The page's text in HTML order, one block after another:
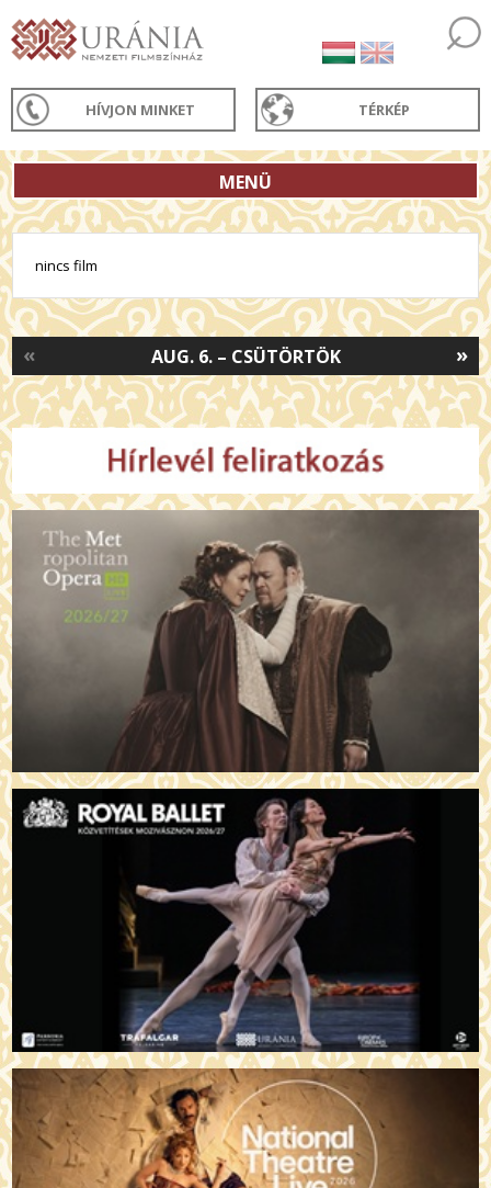
HÍVJON MINKET TÉRKÉP
MENÜ
nincs film
»
AUG. 6. – CSÜTÖRTÖK
«